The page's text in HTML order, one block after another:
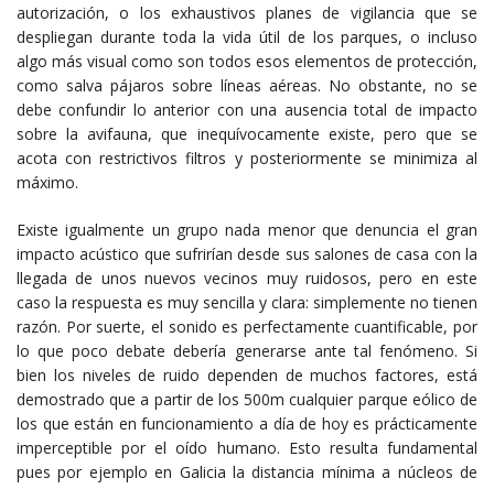
autorización, o los exhaustivos planes de vigilancia que se
despliegan durante toda la vida útil de los parques, o incluso
algo más visual como son todos esos elementos de protección,
como salva pájaros sobre líneas aéreas. No obstante, no se
debe confundir lo anterior con una ausencia total de impacto
sobre la avifauna, que inequívocamente existe, pero que se
acota con restrictivos filtros y posteriormente se minimiza al
máximo.
Existe igualmente un grupo nada menor que denuncia el gran
impacto acústico que sufrirían desde sus salones de casa con la
llegada de unos nuevos vecinos muy ruidosos, pero en este
caso la respuesta es muy sencilla y clara: simplemente no tienen
razón. Por suerte, el sonido es perfectamente cuantificable, por
lo que poco debate debería generarse ante tal fenómeno. Si
bien los niveles de ruido dependen de muchos factores, está
demostrado que a partir de los 500m cualquier parque eólico de
los que están en funcionamiento a día de hoy es prácticamente
imperceptible por el oído humano. Esto resulta fundamental
pues por ejemplo en Galicia la distancia mínima a núcleos de